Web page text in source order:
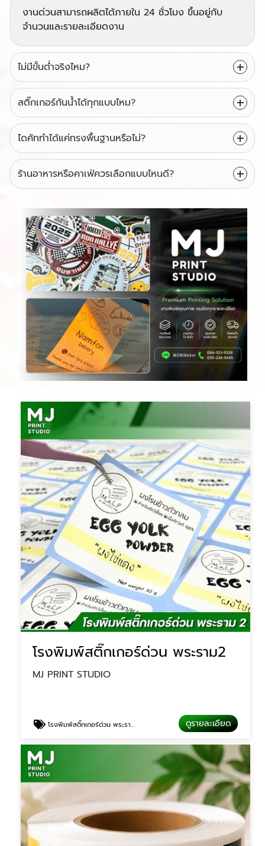
งานด่วนสามารถผลิตได้ภายใน 24 ชั่วโมง ขึ้นอยู่กับ
จำนวนและรายละเอียดงาน
ไม่มีขั้นต่ำจริงไหม?
สติ๊กเกอร์กันน้ำได้ทุกแบบไหม?
ไดคัททำได้แค่ทรงพื้นฐานหรือไม่?
ร้านอาหารหรือคาเฟ่ควรเลือกแบบไหนดี?
โรงพิมพ์สติ๊กเกอร์ด่วน พระราม2
MJ PRINT STUDIO
โรงพิมพ์สติ๊กเกอร์ด่วน พระราม2 ดูรายละเอียด